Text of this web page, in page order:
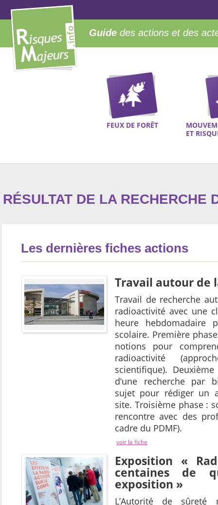
Guide des actions et des
FEUX DE FORÊT
ET
RÉSULTAT DE LA RECHERCHE
Les dernières fiches actions
Travail autour de
Travail de recherche
radioactivité avec une
heure hebdomadaire
scolaire. Première
notions pour
radioactivité
scientifique).
d’une recherche par
sujet pour rédiger un
site. Troisième phase :
rencontre avec des
cadre du PDMF).
voir la fiche
Exposition «
centaines de
exposition »
L’Autorité de sûreté